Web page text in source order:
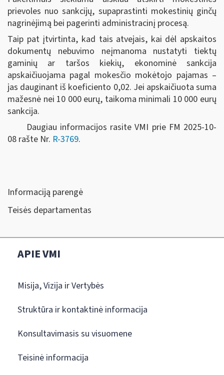
prievoles nuo sankcijų, supaprastinti mokestinių ginčų
nagrinėjimą bei pagerinti administracinį procesą.
Taip pat įtvirtinta, kad tais atvejais, kai dėl apskaitos
dokumentų nebuvimo neįmanoma nustatyti tiektų
gaminių ar taršos kiekių, ekonominė sankcija
apskaičiuojama pagal mokesčio mokėtojo pajamas –
jas dauginant iš koeficiento 0,02. Jei apskaičiuota suma
mažesnė nei 10 000 eurų, taikoma minimali 10 000 eurų
sankcija.
Daugiau informacijos rasite VMI prie FM 2025-10-
08 rašte Nr. R-3769.
Informaciją parengė
Teisės departamentas
APIE VMI
Misija, Vizija ir Vertybės
Struktūra ir kontaktinė informacija
Konsultavimasis su visuomene
Teisinė informacija